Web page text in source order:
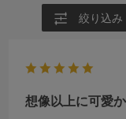
絞り込み
想像以上に可愛